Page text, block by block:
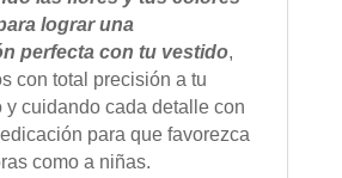
lograr una
perfecta con tu vestido,
con total precisión a tu
y cuidando cada detalle con
para que favorezca
como a niñas.